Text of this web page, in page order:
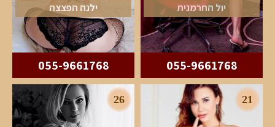
יול החרמנית
055-9661768
ילנה הפצצה
055-9661768
21
26